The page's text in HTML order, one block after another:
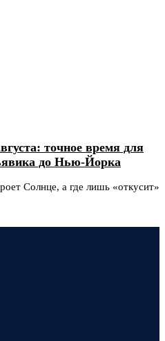
точное время для
до Нью-Йорка
Солнце, а где лишь «откусит»